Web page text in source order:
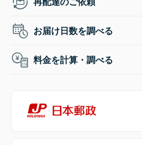
お届け日数を調べる
料金を計算・調べる